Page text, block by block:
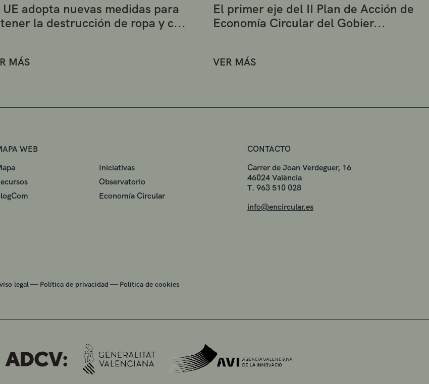
UE adopta nuevas medidas para
la destrucción de ropa y c...
MÁS
El primer eje del II Plan de Acción de
Economía Circular del Gobier...
VER MÁS
WEB
Iniciativas
Observatorio
Economía Circular
legal — Política de privacidad — Política de cookies
CONTACTO
Carrer de Joan Verdeguer, 16
46024 València
T. 963 510 028
info@encircular.es